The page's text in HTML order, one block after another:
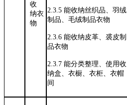
收
纳衣
物
2.3.5能收纳丝织品、羽绒
制品、毛绒制品衣物
2.3.6能收纳皮革、裘皮制
品衣物
2.3.7能分类整理、使用收
纳盒、衣橱、衣柜、衣帽
间